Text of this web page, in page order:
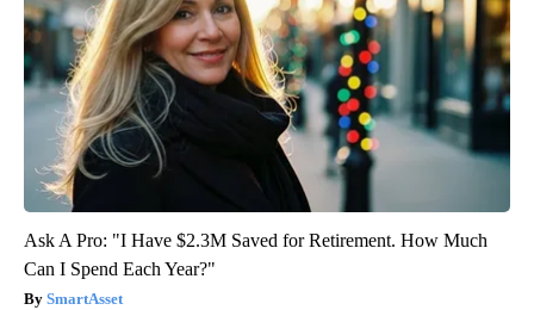
Ask A Pro: "I Have $2.3M Saved for Retirement. How Much
Can I Spend Each Year?"
SmartAsset